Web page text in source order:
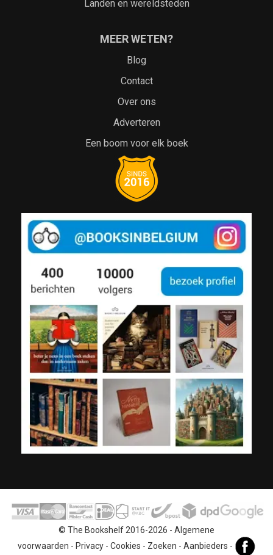
Landen en wereldsteden
MEER WETEN?
Blog
Contact
Over ons
Adverteren
Een boom voor elk boek
© The Bookshelf 2016-2026 - Algemene
voorwaarden - Privacy- Cookies - Zoeken - Aanbieders -